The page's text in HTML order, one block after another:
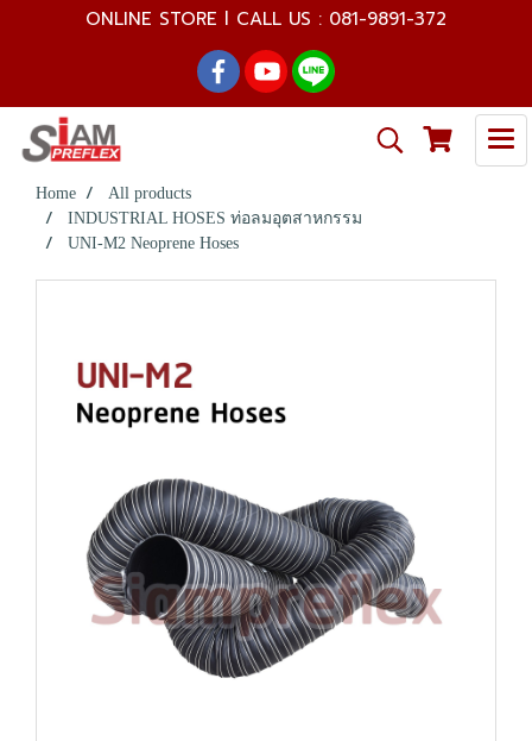
ONLINE STORE l CALL US : 081-9891-372
Home
All products
INDUSTRIAL HOSES ท่อลมอุตสาหกรรม
UNI-M2 Neoprene Hoses